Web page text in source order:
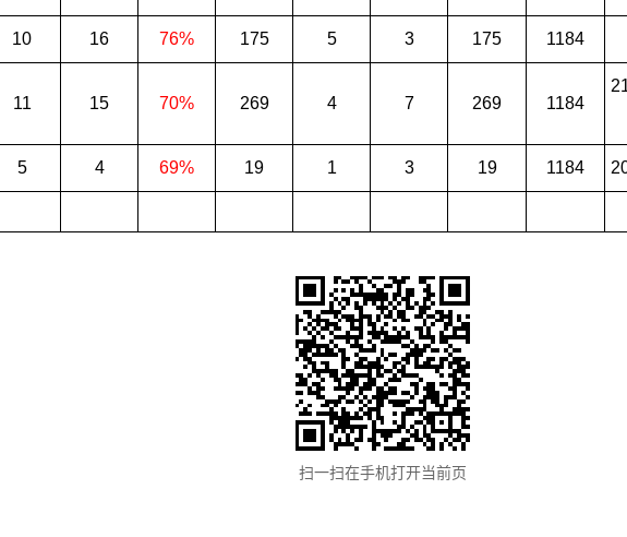
10 16 76% 175 5 3 175 1184
11 15 70% 269 4 7 269 1184
5 4 69% 19 1 3 19 1184
扫一扫在手机打开当前页